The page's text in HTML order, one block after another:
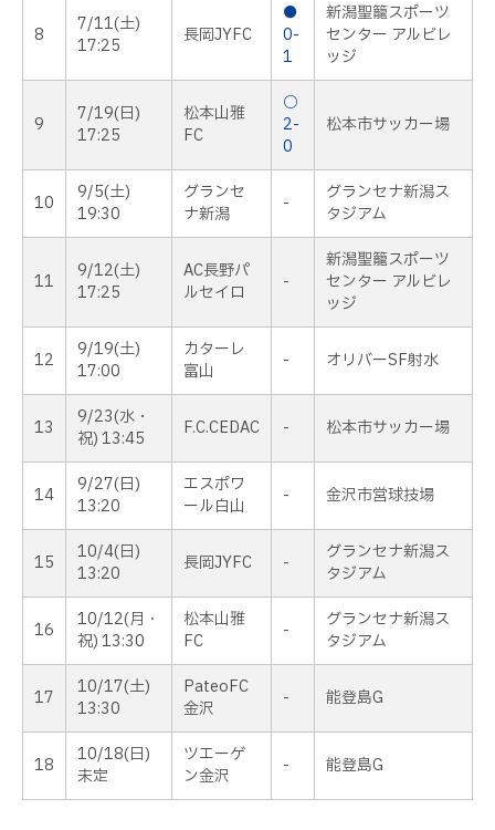
8
7/11(土)
17:25
長岡JYFC
●
0-
1
新潟聖籠スポーツ
センター アルビレ
ッジ
9
7/19(日)
17:25
松本山雅
FC
○
2-
0
松本市サッカー場
10
9/5(土)
19:30
グランセ
ナ新潟
-
グランセナ新潟ス
タジアム
11
9/12(土)
17:25
AC長野パ
ルセイロ
-
新潟聖籠スポーツ
センター アルビレ
ッジ
12
9/19(土)
17:00
カターレ
富山
- オリバーSF射水
13
9/23(水・
祝) 13:45
F.C.CEDAC - 松本市サッカー場
14
9/27(日)
13:20
エスポワ
ール白山
- 金沢市営球技場
15
10/4(日)
13:20
長岡JYFC -
グランセナ新潟ス
タジアム
16
10/12(月・
祝) 13:30
松本山雅
FC
-
グランセナ新潟ス
タジアム
17
10/17(土)
13:30
PateoFC
金沢
- 能登島G
18
10/18(日)
未定
ツエーゲ
ン金沢
- 能登島G